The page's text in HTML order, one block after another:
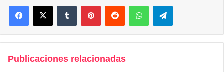
FacebookX Tumblr PinterestReddit WhatsAppTelegram
Publicaciones relacionadas